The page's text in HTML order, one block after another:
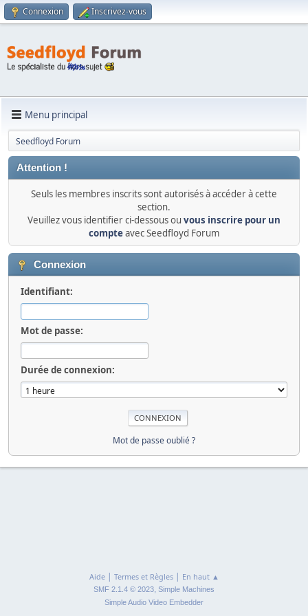
Connexion Inscrivez-vous
Menu principal
Seedfloyd Forum
Attention !
Seuls les membres inscrits sont autorisés à accéder à cette
section.
Veuillez vous identifier ci-dessous ou vous inscrire pour un
compteavec Seedfloyd Forum
Connexion
Identifiant:
Mot de passe:
Durée de connexion:
Mot de passe oublié ?
Aide| Termes et Règles| En haut ▲
SMF 2.1.4 © 2023, Simple Machines
Simple Audio Video Embedder